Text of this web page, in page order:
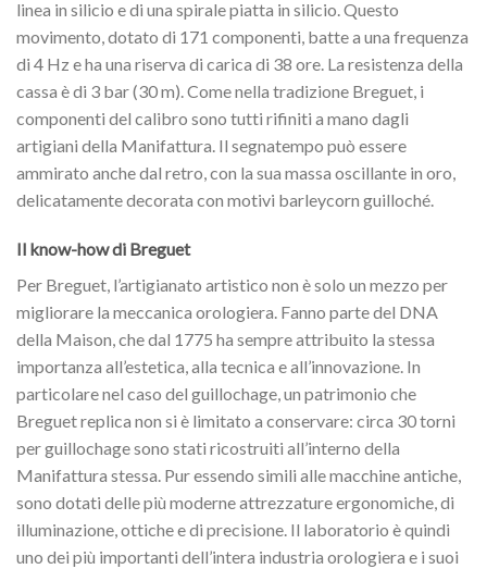
linea in silicio e di una spirale piatta in silicio. Questo
movimento, dotato di 171 componenti, batte a una frequenza
di 4 Hz e ha una riserva di carica di 38 ore. La resistenza della
cassa è di 3 bar (30 m). Come nella tradizione Breguet, i
componenti del calibro sono tutti rifiniti a mano dagli
artigiani della Manifattura. Il segnatempo può essere
ammirato anche dal retro, con la sua massa oscillante in oro,
delicatamente decorata con motivi barleycorn guilloché.
Il know-how di Breguet
Per Breguet, l’artigianato artistico non è solo un mezzo per
migliorare la meccanica orologiera. Fanno parte del DNA
della Maison, che dal 1775 ha sempre attribuito la stessa
importanza all’estetica, alla tecnica e all’innovazione. In
particolare nel caso del guillochage, un patrimonio che
Breguet replica non si è limitato a conservare: circa 30 torni
per guillochage sono stati ricostruiti all’interno della
Manifattura stessa. Pur essendo simili alle macchine antiche,
sono dotati delle più moderne attrezzature ergonomiche, di
illuminazione, ottiche e di precisione. Il laboratorio è quindi
uno dei più importanti dell’intera industria orologiera e i suoi